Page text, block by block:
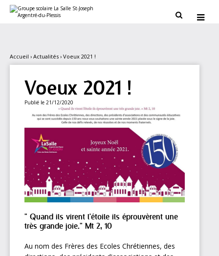
contenu.
personnels
 
Accueil › Actualités › Voeux 2021 !
Voeux 2021 !
Publié le 21/12/2020
" Quand ils virent l'étoile ils éprouvèrent une
très grande joie." Mt 2, 10
Au nom des Frères des Ecoles Chrétiennes, des